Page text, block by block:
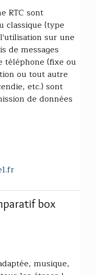
RTC sont
classique (type
sur une
de messages
téléphone (fixe ou
ou tout autre
etc.) sont
de données
box
musique,